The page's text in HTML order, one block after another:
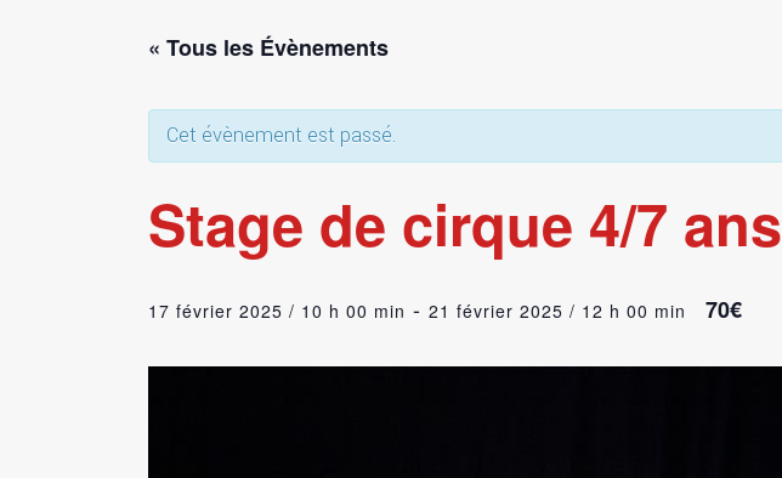
« Tous les Évènements
Cet évènement est passé.
Stage de cirque 4/7 ans
17 février 2025 / 10 h 00 min - 21 février 2025 / 12 h 00 min 70€